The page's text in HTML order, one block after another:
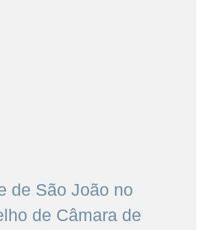
de São João no
de Câmara de